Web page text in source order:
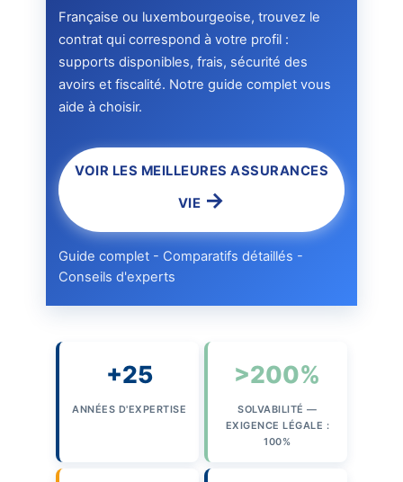
Française ou luxembourgeoise, trouvez le
contrat qui correspond à votre profil :
supports disponibles, frais, sécurité des
avoirs et fiscalité. Notre guide complet vous
aide à choisir.
VOIR LES MEILLEURES ASSURANCES
VIE →
Guide complet - Comparatifs détaillés -
Conseils d'experts
+25
ANNÉES D'EXPERTISE
>200%
SOLVABILITÉ —
EXIGENCE LÉGALE :
100%